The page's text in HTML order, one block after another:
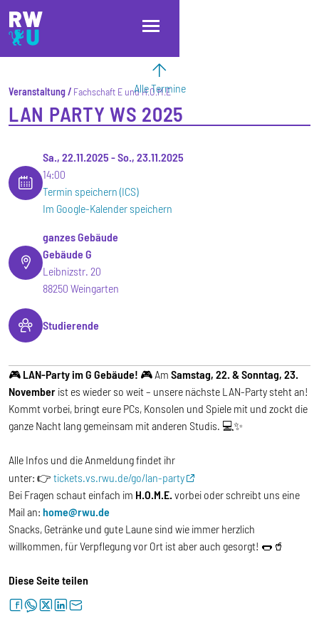
Direkt zum Inhalt
Direkt zur Hauptnavigation
Direkt zum Fußbereich
Alle Termine
Veranstaltung Fachschaft E und H.O.M.E
LAN PARTY WS 2025
Sa., 22.11.2025 -So., 23.11.2025
14:00
Termin speichern (ICS)
Im Google-Kalender speichern
ganzes Gebäude
Gebäude G
Leibnizstr. 20
88250 Weingarten
Studierende
🎮 LAN-Party im G Gebäude! 🎮 Am Samstag, 22. & Sonntag, 23.
November ist es wieder so weit – unsere nächste LAN-Party steht an!
Kommt vorbei, bringt eure PCs, Konsolen und Spiele mit und zockt die
ganze Nacht lang gemeinsam mit anderen Studis. 💻✨
Alle Infos und die Anmeldung findet ihr
unter: 👉 tickets.vs.rwu.de/go/lan-party
Bei Fragen schaut einfach im H.O.M.E.vorbei oder schreibt uns eine
Mail an: home@rwu.de
Snacks, Getränke und gute Laune sind wie immer herzlich
willkommen, für Verpflegung vor Ort ist aber auch gesorgt! 🌭🥤
Diese Seite teilen
facebookwhatsapptwitterlinkedinletter